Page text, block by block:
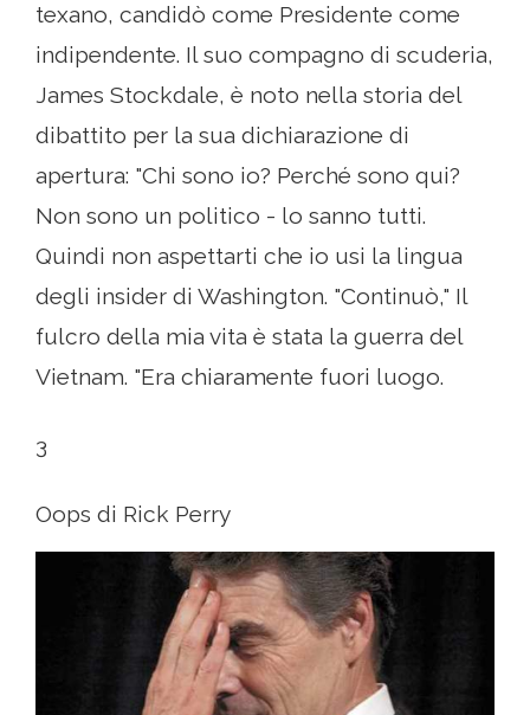
texano, candidò come Presidente come
indipendente. Il suo compagno di scuderia,
James Stockdale, è noto nella storia del
dibattito per la sua dichiarazione di
apertura: "Chi sono io? Perché sono qui?
Non sono un politico - lo sanno tutti.
Quindi non aspettarti che io usi la lingua
degli insider di Washington. "Continuò," Il
fulcro della mia vita è stata la guerra del
Vietnam. "Era chiaramente fuori luogo.
3
Oops di Rick Perry